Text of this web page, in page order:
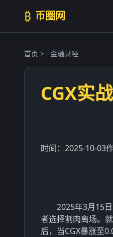
₿ 币圈网
首页 > 金融财经
CGX实
时间： 2025-10-03
2025年3月15
者选择割肉离场。
后，当CGX暴涨至